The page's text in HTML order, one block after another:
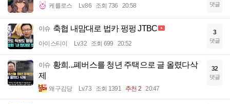
케를로스 Lv.86 조회 736 20:58 댓글
이슈 축협 내맘대로 법카 펑펑 JTBC
아이스티이 Lv.32 조회 699 20:52
3
댓글
이슈 황희...폐버스를 청년 주택으로 글 올렸다삭
제
왜구김당 Lv.73 조회 1391 추천 2 20:47
32
댓글